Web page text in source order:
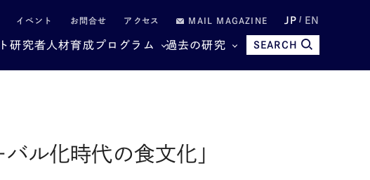
イベント お問合せ アクセス MAIL MAGAZINE JP EN
研究者 人材育成プログラム 過去の研究 SEARCH
ル化時代の食文化」